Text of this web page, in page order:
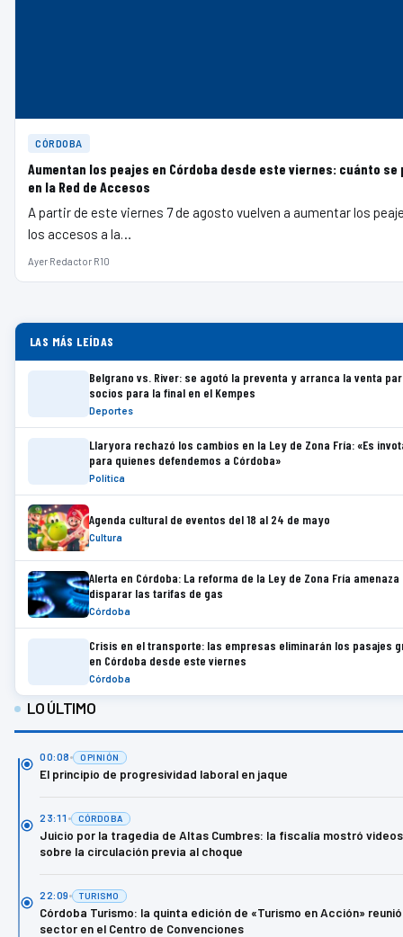
CÓRDOBA
Aumentan los peajes en Córdoba desde este viernes: cuánto se
en la Red de Accesos
A partir de este viernes 7 de agosto vuelven a aumentar los
los accesos a la…
Ayer·Redactor R10
LAS MÁS LEÍDAS
Belgrano vs. River: se agotó la preventa y arranca la venta
socios para la final en el Kempes
Deportes
Llaryora rechazó los cambios en la Ley de Zona Fría: «Es
para quienes defendemos a Córdoba»
Política
Agenda cultural de eventos del 18 al 24 de mayo
Cultura
Alerta en Córdoba: La reforma de la Ley de Zona Fría amenaza
disparar las tarifas de gas
Córdoba
Crisis en el transporte: las empresas eliminarán los pasajes
en Córdoba desde este viernes
Córdoba
LO ÚLTIMO
00:08 OPINIÓN
El principio de progresividad laboral en jaque
23:11 CÓRDOBA
Juicio por la tragedia de Altas Cumbres: la fiscalía mostró
sobre la circulación previa al choque
22:09 TURISMO
Córdoba Turismo: la quinta edición de «Turismo en Acción»
sector en el Centro de Convenciones